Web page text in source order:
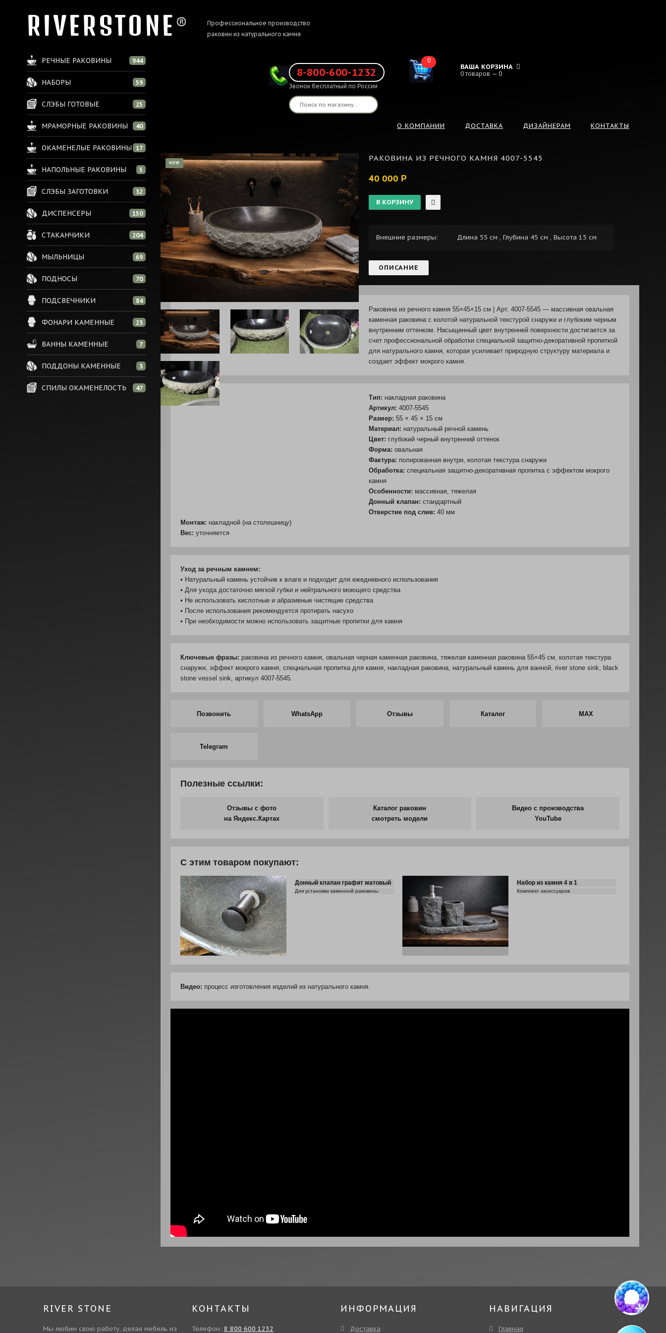
RIVERSTONE ®
Профессиональное производство
раковин из натурального камня
8-800-600-1232
Звонок бесплатный по России
0
ВАША КОРЗИНА
0 товаров — 0
РЕЧНЫЕ РАКОВИНЫ 944
НАБОРЫ 59
СЛЭБЫ ГОТОВЫЕ 25
МРАМОРНЫЕ РАКОВИНЫ 40
ОКАМЕНЕЛЫЕ РАКОВИНЫ 17
НАПОЛЬНЫЕ РАКОВИНЫ 5
СЛЭБЫ ЗАГОТОВКИ 32
ДИСПЕНСЕРЫ 150
СТАКАНЧИКИ 204
МЫЛЬНИЦЫ 69
ПОДНОСЫ 70
ПОДСВЕЧНИКИ 84
ФОНАРИ КАМЕННЫЕ 23
ВАННЫ КАМЕННЫЕ 7
ПОДДОНЫ КАМЕННЫЕ 3
СПИЛЫ ОКАМЕНЕЛОСТЬ 47
О КОМПАНИИ ДОСТАВКА ДИЗАЙНЕРАМ КОНТАКТЫ
NEW
РАКОВИНА ИЗ РЕЧНОГО КАМНЯ 4007-5545
40 000 Р
Внешние размеры: Длина 55 см , Глубина 45 см , Высота 15 см
ОПИСАНИЕ
Раковина из речного камня 55×45×15 см | Арт. 4007-5545 — массивная овальная
каменная раковина с колотой натуральной текстурой снаружи и глубоким черным
внутренним оттенком. Насыщенный цвет внутренней поверхности достигается за
счет профессиональной обработки специальной защитно-декоративной пропиткой
для натурального камня, которая усиливает природную структуру материала и
создает эффект мокрого камня.
Тип: накладная раковина
Артикул: 4007-5545
Размер: 55 × 45 × 15 см
Материал: натуральный речной камень
Цвет: глубокий черный внутренний оттенок
Форма: овальная
Фактура: полированная внутри, колотая текстура снаружи
Обработка: специальная защитно-декоративная пропитка с эффектом мокрого
камня
Особенности: массивная, тяжелая
Донный клапан: стандартный
Отверстие под слив: 40 мм
Монтаж: накладной (на столешницу)
Вес: уточняется
Уход за речным камнем:
• Натуральный камень устойчив к влаге и подходит для ежедневного использования
• Для ухода достаточно мягкой губки и нейтрального моющего средства
• Не использовать кислотные и абразивные чистящие средства
• После использования рекомендуется протирать насухо
• При необходимости можно использовать защитные пропитки для камня
Ключевые фразы: раковина из речного камня, овальная черная каменная раковина, тяжелая каменная раковина 55×45 см, колотая текстура
снаружи, эффект мокрого камня, специальная пропитка для камня, накладная раковина, натуральный камень для ванной, river stone sink, black
stone vessel sink, артикул 4007-5545.
Позвонить WhatsApp Отзывы Каталог MAX
Telegram
Полезные ссылки:
Отзывы с фото
на Яндекс.Картах
Каталог раковин
смотреть модели
Видео с производства
YouTube
С этим товаром покупают:
Донный клапан графит матовый
Для установки каменной раковины
Набор из камня 4 в 1
Комплект аксессуаров
Видео: процесс изготовления изделий из натурального камня.
RIVER STONE
Мы любим свою работу, делая мебель из
КОНТАКТЫ
Телефон: 8 800 600 1232
ИНФОРМАЦИЯ
Доставка
НАВИГАЦИЯ
Главная